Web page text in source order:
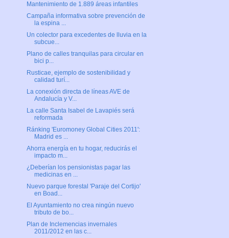
Mantenimiento de 1.889 áreas infantiles
Campaña informativa sobre prevención de
la espina ...
Un colector para excedentes de lluvia en la
subcue...
Plano de calles tranquilas para circular en
bici p...
Rusticae, ejemplo de sostenibilidad y
calidad turí...
La conexión directa de líneas AVE de
Andalucía y V...
La calle Santa Isabel de Lavapiés será
reformada
Ránking 'Euromoney Global Cities 2011':
Madrid es ...
Ahorra energía en tu hogar, reducirás el
impacto m...
¿Deberían los pensionistas pagar las
medicinas en ...
Nuevo parque forestal 'Paraje del Cortijo'
en Boad...
El Ayuntamiento no crea ningún nuevo
tributo de bo...
Plan de Inclemencias invernales
2011/2012 en las c...